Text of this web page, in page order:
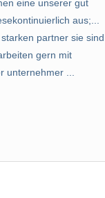
eine unserer gut
aus;...
partner sie sind
gern mit
unternehmer ...